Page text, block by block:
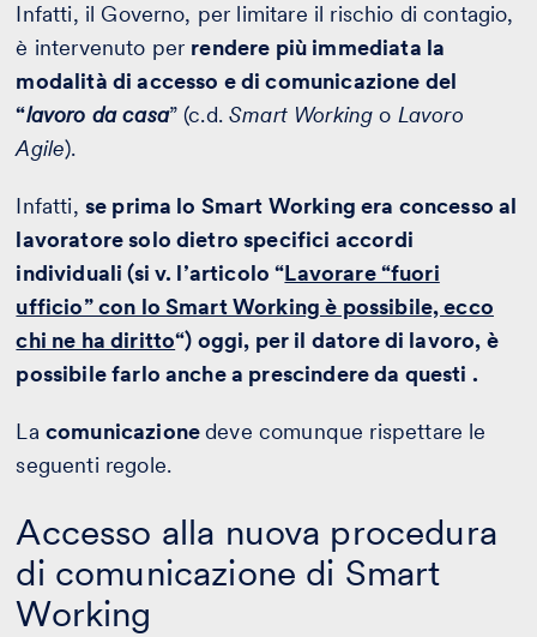
Infatti, il Governo, per limitare il rischio di contagio,
è intervenuto per rendere più immediata la
modalità di accesso e di comunicazione del
“lavoro da casa” (c.d.Smart Working o Lavoro
Agile).
Infatti, se prima lo Smart Working era concesso al
lavoratore solo dietro specifici accordi
individuali (si v. l’articolo “Lavorare “fuori
ufficio” con lo Smart Working è possibile, ecco
chi ne ha diritto“) oggi, per il datore di lavoro, è
possibile farlo anche a prescindere da questi .
La comunicazionedeve comunque rispettare le
seguenti regole.
Accesso alla nuova procedura
di comunicazione di Smart
Working